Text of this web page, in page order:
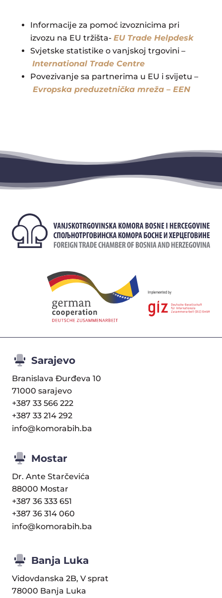
Informacije za pomoć izvoznicima pri
izvozu na EU tržišta- EU Trade Helpdesk
Svjetske statistike o vanjskoj trgovini –
International Trade Centre
Povezivanje sa partnerima u EU i svijetu –
Evropska preduzetnička mreža – EEN
Sarajevo
Branislava Đurđeva 10
71000 sarajevo
+387 33 566 222
+387 33 214 292
info@komorabih.ba
Mostar
Dr. Ante Starčevića
88000 Mostar
+387 36 333 651
+387 36 314 060
info@komorabih.ba
Banja Luka
Vidovdanska 2B, V sprat
78000 Banja Luka